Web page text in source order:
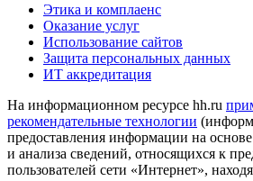
Этика и комплаенс
Оказание услуг
Использование сайтов
Защита персональных данных
ИТ аккредитация
На информационном ресурсе hh.ru
рекомендательные технологии
предоставления информации на
и анализа сведений, относящихся к
пользователей сети «Интернет»,